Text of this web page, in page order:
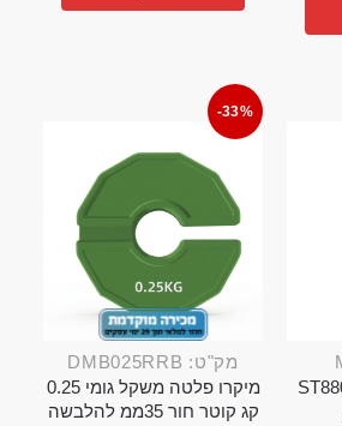
-33%
מק"ט: DMB025RRB
מיקרו פלטה משקל גומי 0.25
קג קוטר חור 35ממ להלבשה